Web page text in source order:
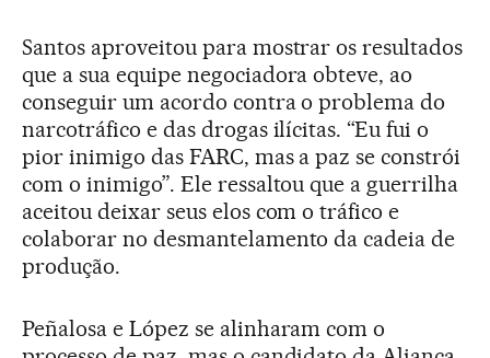
Santos aproveitou para mostrar os resultados
que a sua equipe negociadora obteve, ao
conseguir um acordo contra o problema do
narcotráfico e das drogas ilícitas. “Eu fui o
pior inimigo das FARC, mas a paz se constrói
com o inimigo”. Ele ressaltou que a guerrilha
aceitou deixar seus elos com o tráfico e
colaborar no desmantelamento da cadeia de
produção.
Peñalosa e López se alinharam com o